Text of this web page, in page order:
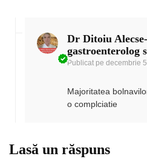
Dr Ditoiu
gastroenterolog
Publicat pe decembrie
Majoritatea
o complciatie
Lasă un răspuns